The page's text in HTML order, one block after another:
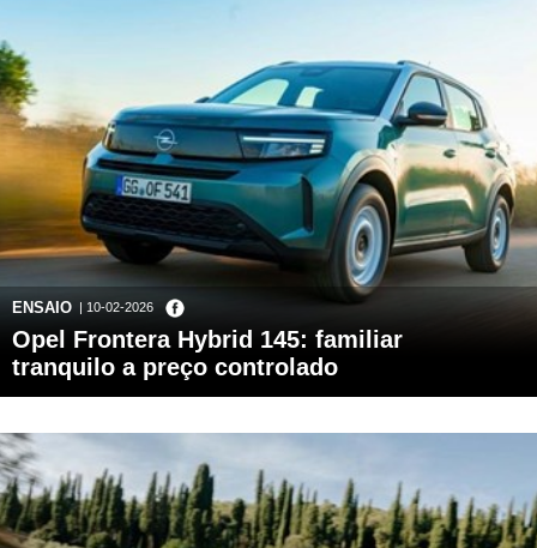
ENSAIO | 10-02-2026
Opel Frontera Hybrid 145: familiar
tranquilo a preço controlado